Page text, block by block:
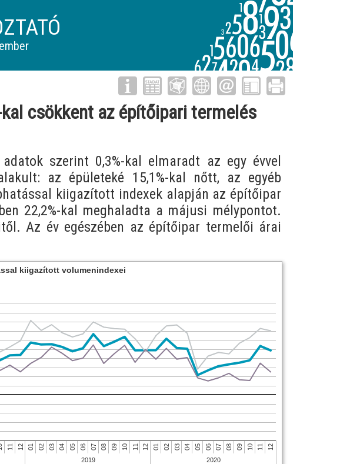
csökkent az építőipari termelés
szerint 0,3%-kal elmaradt az egy évvel
az épületeké 15,1%-kal nőtt, az egyéb
kiigazított indexek alapján az építőipar
22,2%-kal meghaladta a májusi mélypontot.
Az év egészében az építőipar termelői árai
kiigazított volumenindexei
11 12 01
2019
02 03 04 05 06 07 08 09 10 11 12 01
2020
02 03 04 05 06 07 08 09 10 11 12